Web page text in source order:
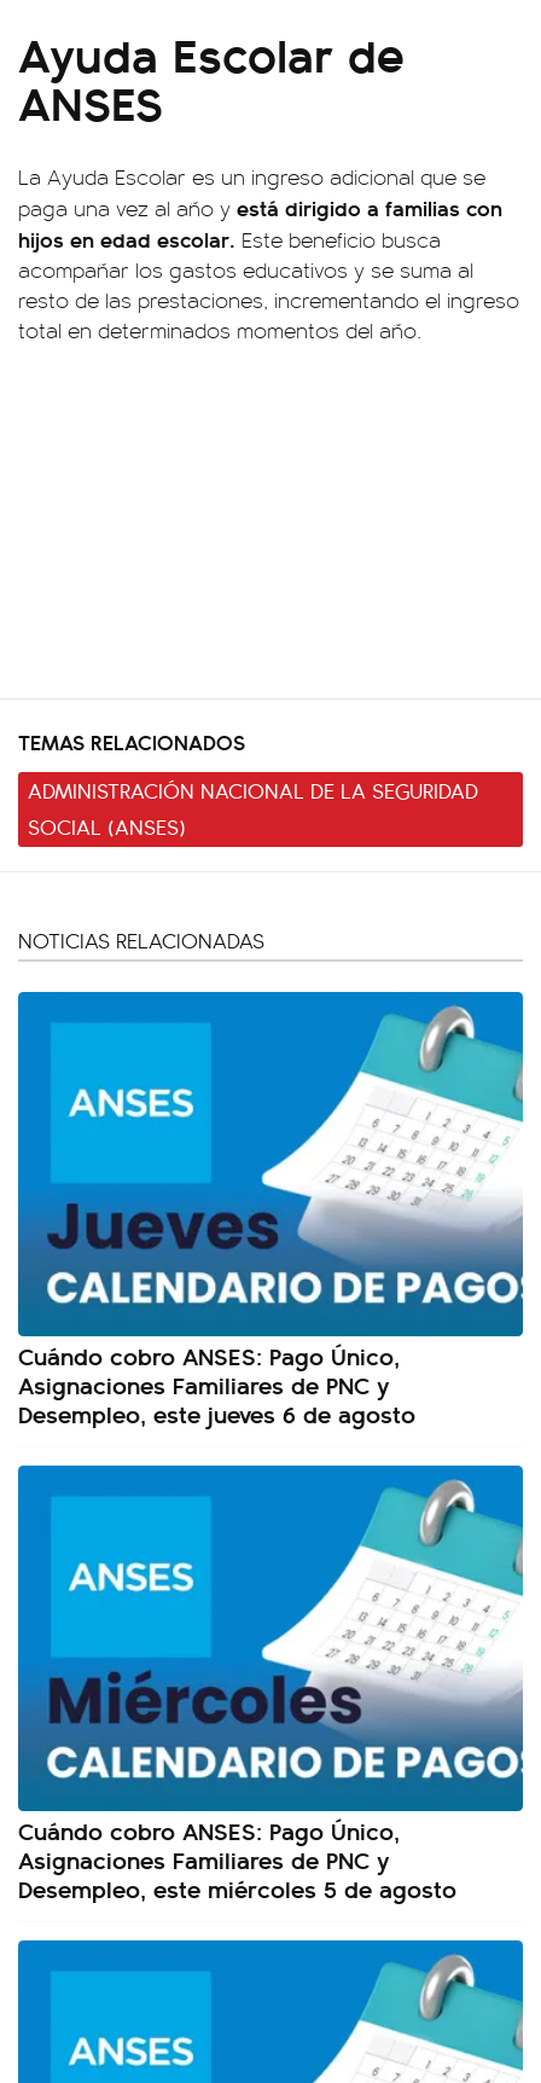
Ayuda Escolar de
ANSES
La Ayuda Escolar es un ingreso adicional que se
paga una vez al año y está dirigido a familias con
hijos en edad escolar. Este beneficio busca
acompañar los gastos educativos y se suma al
resto de las prestaciones, incrementando el ingreso
total en determinados momentos del año.
TEMAS RELACIONADOS
ADMINISTRACIÓN NACIONAL DE LA SEGURIDAD
SOCIAL (ANSES)
NOTICIAS RELACIONADAS
Cuándo cobro ANSES: Pago Único,
Asignaciones Familiares de PNC y
Desempleo, este jueves 6 de agosto
Cuándo cobro ANSES: Pago Único,
Asignaciones Familiares de PNC y
Desempleo, este miércoles 5 de agosto